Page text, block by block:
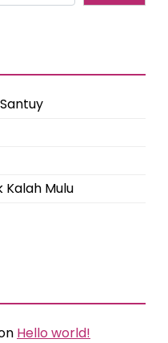
Kalah Mulu
Hello world!